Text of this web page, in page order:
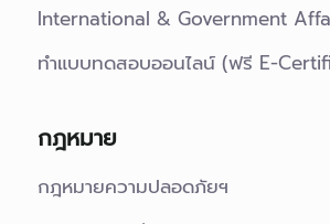
International & Government
ทำแบบทดสอบออนไลน์ (ฟรี E-
กฎหมาย
กฎหมายความปลอดภัยฯ